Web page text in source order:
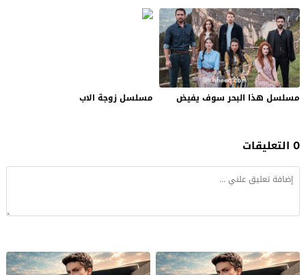
مسلسل هذا البحر سوف يفيض مسلسل زوجة الاب
0 التعليقات